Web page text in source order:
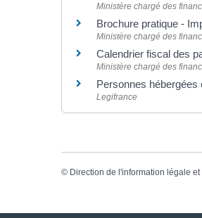
Ministère chargé des
Brochure pratique -
Ministère chargé des
Calendrier fiscal des
Ministère chargé des
Personnes hébergées
Legifrance
© Direction de l'information légale